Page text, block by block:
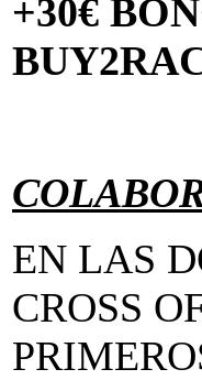
+30€
EN LAS
CROSS